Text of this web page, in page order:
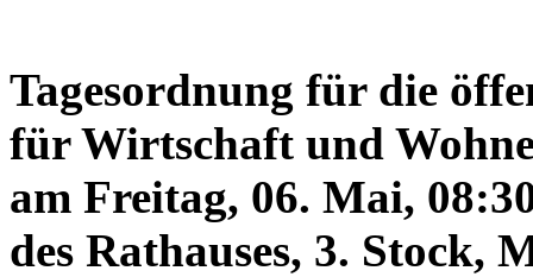
Tagesordnung für die
für Wirtschaft und
am Freitag, 06. Mai,
des Rathauses, 3. Stock,